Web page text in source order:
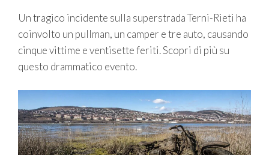
Un tragico incidente sulla superstrada Terni-Rieti ha
coinvolto un pullman, un camper e tre auto, causando
cinque vittime e ventisette feriti. Scopri di più su
questo drammatico evento.